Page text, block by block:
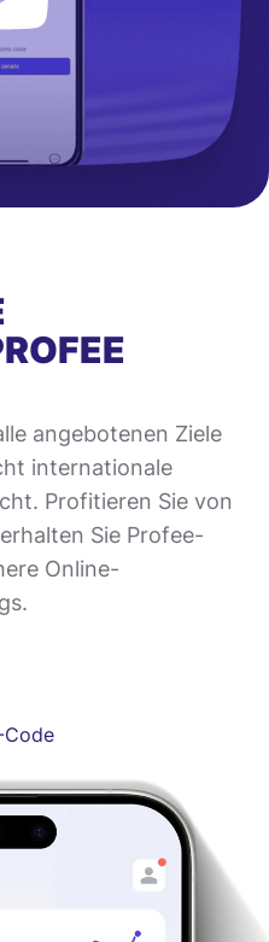
angebotenen Ziele
internationale
Profitieren Sie von
Sie Profee-
Online-
Code